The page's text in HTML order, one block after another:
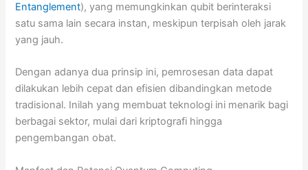
Entanglement), yang memungkinkan qubit berinteraksi
satu sama lain secara instan, meskipun terpisah oleh jarak
yang jauh.
Dengan adanya dua prinsip ini, pemrosesan data dapat
dilakukan lebih cepat dan efisien dibandingkan metode
tradisional. Inilah yang membuat teknologi ini menarik bagi
berbagai sektor, mulai dari kriptografi hingga
pengembangan obat.